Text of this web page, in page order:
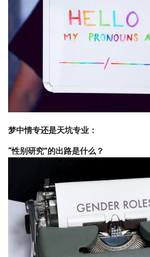
梦中情专还是天坑专业：
“性别研究”的出路是什么？